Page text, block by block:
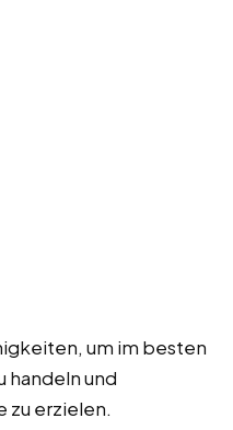
um im besten
handeln und
zu erzielen.